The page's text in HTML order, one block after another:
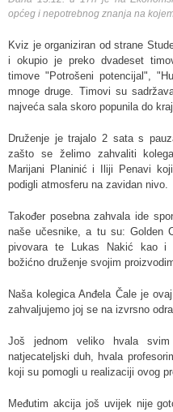
općeg i nepotrebnog znanja na
Kviz je organiziran od strane
i okupio je preko dvadeset
timove "Potrošeni potencijal",
mnoge druge. Timovi su
najveća sala skoro popunila do
Druženje je trajalo 2 sata s
zašto se želimo zahvaliti
Marijani Planinić i Iliji Penavi
podigli atmosferu na zavidan nivo.
Također posebna zahvala ide
naše učesnike, a tu su: Golden
pivovara te Lukas Nakić kao i
božićno druženje svojim
Naša kolegica Anđela Čale je
zahvaljujemo joj se na izvrsno
Još jednom veliko hvala
natjecateljski duh, hvala
koji su pomogli u realizaciji ovog
Međutim akcija još uvijek nije